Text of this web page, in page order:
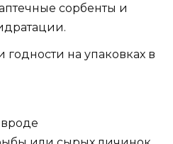
сорбенты и
на упаковках в